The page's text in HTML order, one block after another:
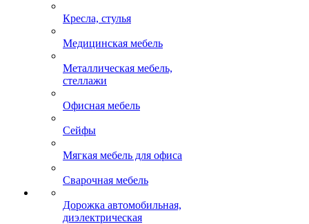
Кресла, стулья
Медицинская мебель
Металлическая мебель,
стеллажи
Офисная мебель
Сейфы
Мягкая мебель для офиса
Сварочная мебель
Дорожка автомобильная,
диэлектрическая